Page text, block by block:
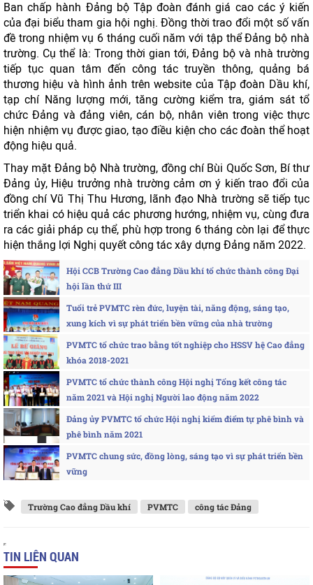
Ban chấp hành Đảng bộ Tập đoàn đánh giá cao các ý kiến
của đại biểu tham gia hội nghị. Đồng thời trao đổi một số vấn
đề trong nhiệm vụ 6 tháng cuối năm với tập thể Đảng bộ nhà
trường. Cụ thể là: Trong thời gian tới, Đảng bộ và nhà trường
tiếp tục quan tâm đến công tác truyền thông, quảng bá
thương hiệu và hình ảnh trên website của Tập đoàn Dầu khí,
tạp chí Năng lượng mới, tăng cường kiểm tra, giám sát tổ
chức Đảng và đảng viên, cán bộ, nhân viên trong việc thực
hiện nhiệm vụ được giao, tạo điều kiện cho các đoàn thể hoạt
động hiệu quả.
Thay mặt Đảng bộ Nhà trường, đồng chí Bùi Quốc Sơn, Bí thư
Đảng ủy, Hiệu trưởng nhà trường cảm ơn ý kiến trao đổi của
đồng chí Vũ Thị Thu Hương, lãnh đạo Nhà trường sẽ tiếp tục
triển khai có hiệu quả các phương hướng, nhiệm vụ, cùng đưa
ra các giải pháp cụ thể, phù hợp trong 6 tháng còn lại để thực
hiện thắng lợi Nghị quyết công tác xây dựng Đảng năm 2022.
Hội CCB Trường Cao đẳng Dầu khí tổ chức thành công Đại
hội lần thứ III
Tuổi trẻ PVMTC rèn đức, luyện tài, năng động, sáng tạo,
xung kích vì sự phát triển bền vững của nhà trường
PVMTC tổ chức trao bằng tốt nghiệp cho HSSV hệ Cao đẳng
khóa 2018-2021
PVMTC tổ chức thành công Hội nghị Tổng kết công tác
năm 2021 và Hội nghị Người lao động năm 2022
Đảng ủy PVMTC tổ chức Hội nghị kiểm điểm tự phê bình và
phê bình năm 2021
PVMTC chung sức, đồng lòng, sáng tạo vì sự phát triển bền
vững
Trường Cao đẳng Dầu khí PVMTC công tác Đảng
TIN LIÊN QUAN